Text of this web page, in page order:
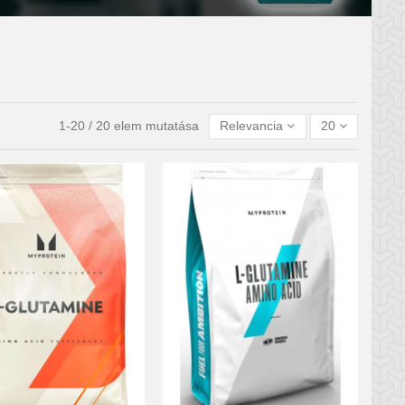
1-20 / 20 elem mutatása Relevancia 20